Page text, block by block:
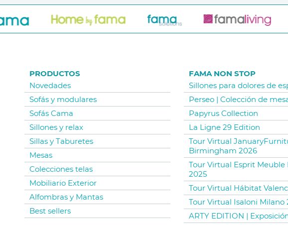
PRODUCTOS
Novedades
Sofás y modulares
Sofás Cama
Sillones y relax
Sillas y Taburetes
Mesas
Colecciones telas
Mobiliario Exterior
Alfombras y Mantas
Best sellers
FAMA NON STOP
Sillones para dolores de
Perseo | Colección de
Papyrus Collection
La Ligne 29 Edition
Tour Virtual
Birmingham 2026
Tour Virtual Esprit Meuble
2025
Tour Virtual Hábitat
Tour Virtual Isaloni Milano
ARTY EDITION |